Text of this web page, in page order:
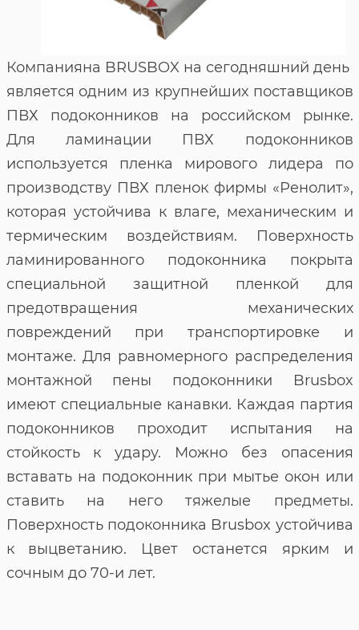
Компанияна BRUSBOX на сегодняшний день
является одним из крупнейших поставщиков
ПВХ подоконников на российском рынке.
Для ламинации ПВХ подоконников
используется пленка мирового лидера по
производству ПВХ пленок фирмы «Ренолит»,
которая устойчива к влаге, механическим и
термическим воздействиям. Поверхность
ламинированного подоконника покрыта
специальной защитной пленкой для
предотвращения механических
повреждений при транспортировке и
монтаже. Для равномерного распределения
монтажной пены подоконники Brusbox
имеют специальные канавки. Каждая партия
подоконников проходит испытания на
стойкость к удару. Можно без опасения
вставать на подоконник при мытье окон или
ставить на него тяжелые предметы.
Поверхность подоконника Brusbox устойчива
к выцветанию. Цвет останется ярким и
сочным до 70-и лет.